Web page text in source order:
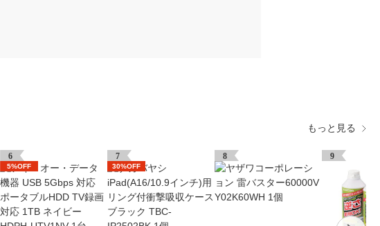
もっと見る
6
5%OFF
7
30%OFF
8 9